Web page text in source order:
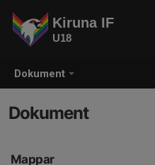
Dokument
Kiruna IF
U18
Dokument
Mappar